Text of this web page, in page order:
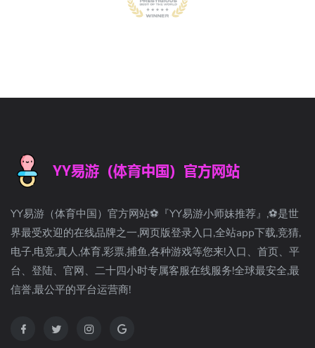
YY易游（体育中国）官方网站⚽️『YY易游小师妹推荐』,⚽️是世
界最受欢迎的在线品牌之一,网页版登录入口,全站app下载,竞猜,
电子,电竞,真人,体育,彩票,捕鱼,各种游戏等您来!入口、首页、平
台、登陆、官网、二十四小时专属客服在线服务!全球最安全,最
信誉,最公平的平台运营商!